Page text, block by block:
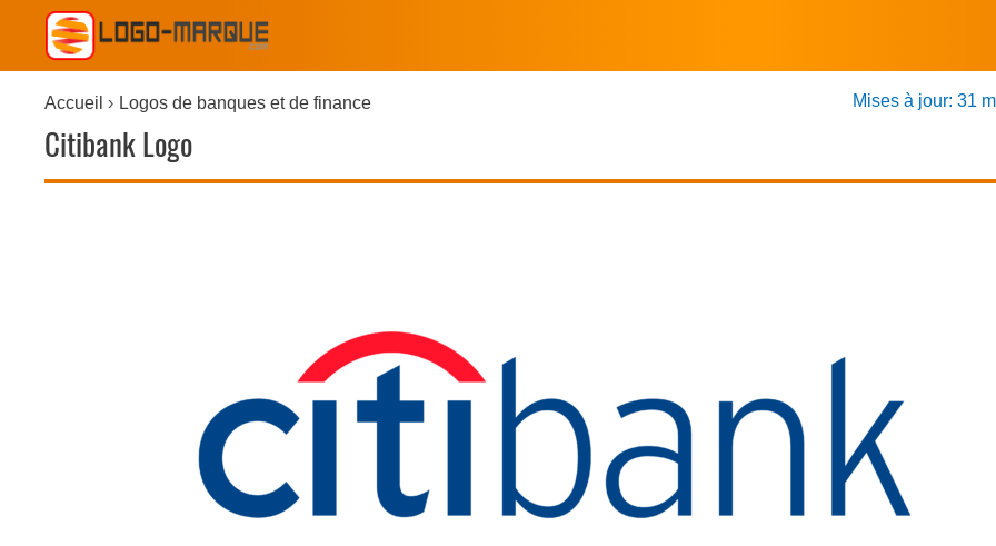
Accueil Logos de banques et de finance
Citibank Logo
Mises à jour: 31